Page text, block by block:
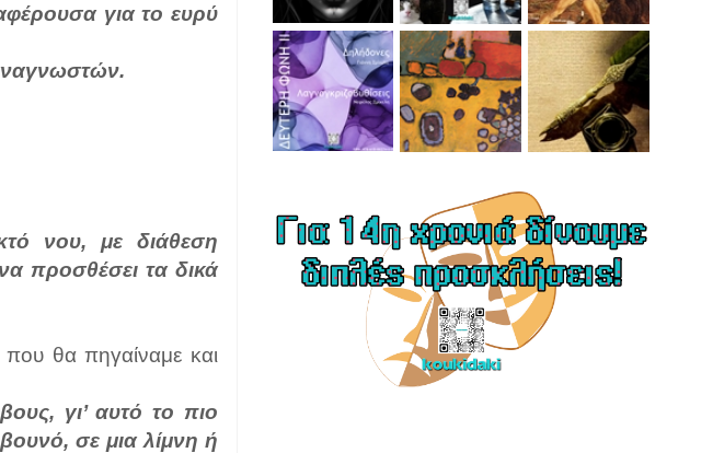
για το ευρύ
νου, με διάθεση
προσθέσει τα δικά
που θα πηγαίναμε και
γι’ αυτό το πιο
σε μια λίμνη ή